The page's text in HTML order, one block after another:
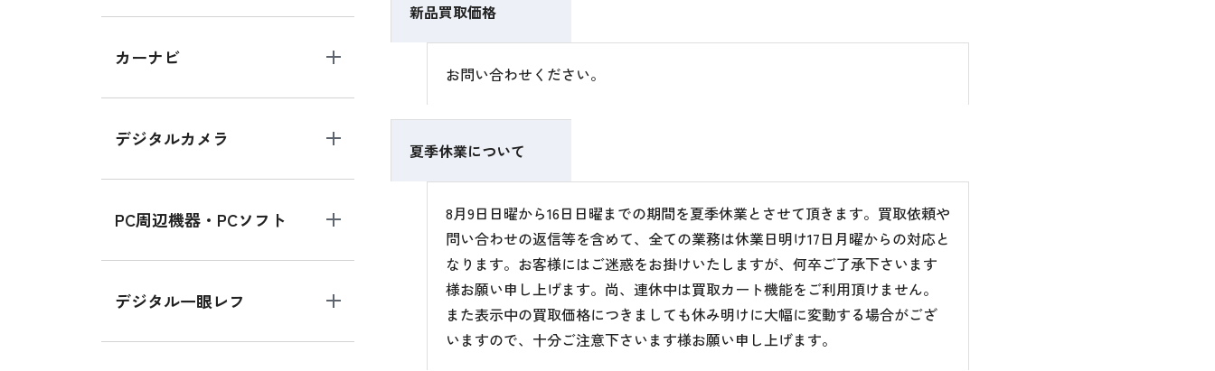
カーナビ
デジタルカメラ
PC周辺機器・PCソフト
デジタル一眼レフ
新品買取価格
お問い合わせください。
夏季休業について
8月9日日曜から16日日曜までの期間を夏季休業とさせて頂きます。買取依頼や
問い合わせの返信等を含めて、全ての業務は休業日明け17日月曜からの対応と
なります。お客様にはご迷惑をお掛けいたしますが、何卒ご了承下さいます
様お願い申し上げます。尚、連休中は買取カート機能をご利用頂けません。
また表示中の買取価格につきましても休み明けに大幅に変動する場合がござ
いますので、十分ご注意下さいます様お願い申し上げます。